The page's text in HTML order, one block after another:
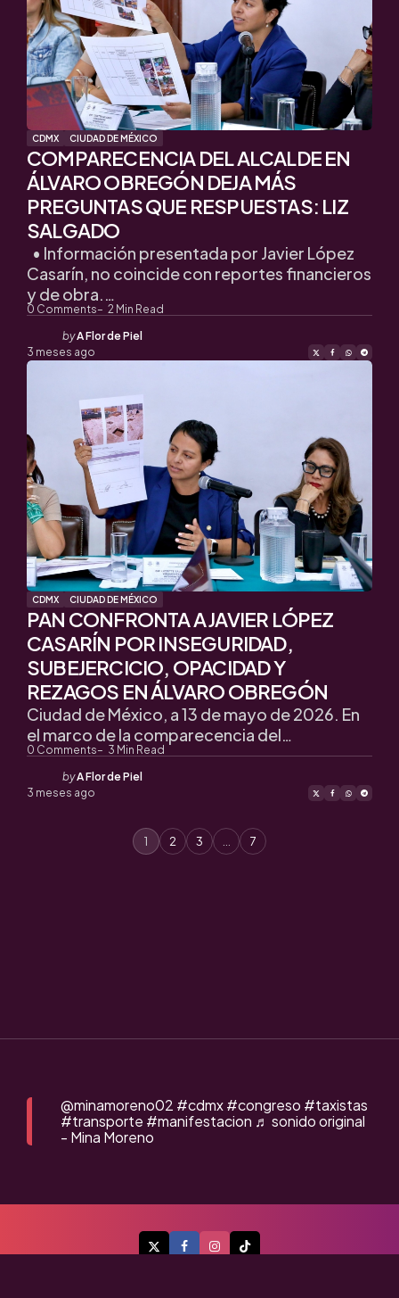
CDMX CIUDAD DE MÉXICO
COMPARECENCIA DEL ALCALDE EN
ÁLVARO OBREGÓN DEJA MÁS
PREGUNTAS QUE RESPUESTAS: LIZ
SALGADO
0 Comments 2 Min Read
• Información presentada por Javier López
Casarín, no coincide con reportes financieros
y de obra.…
Posted
by
byA Flor de Piel
3 meses ago
CDMX CIUDAD DE MÉXICO
PAN CONFRONTA A JAVIER LÓPEZ
CASARÍN POR INSEGURIDAD,
SUBEJERCICIO, OPACIDAD Y
REZAGOS EN ÁLVARO OBREGÓN
0 Comments 3 Min Read
Ciudad de México, a 13 de mayo de 2026. En
el marco de la comparecencia del…
Posted
by
byA Flor de Piel
3 meses ago
1 2 3 … 7
@minamoreno02 #cdmx#congreso #taxistas
#transporte #manifestacion ♬ sonido original
- Mina Moreno